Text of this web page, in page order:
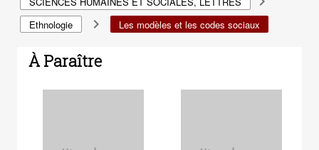
Ethnologie navigate_next Les modèles et les codes sociaux
À Paraître